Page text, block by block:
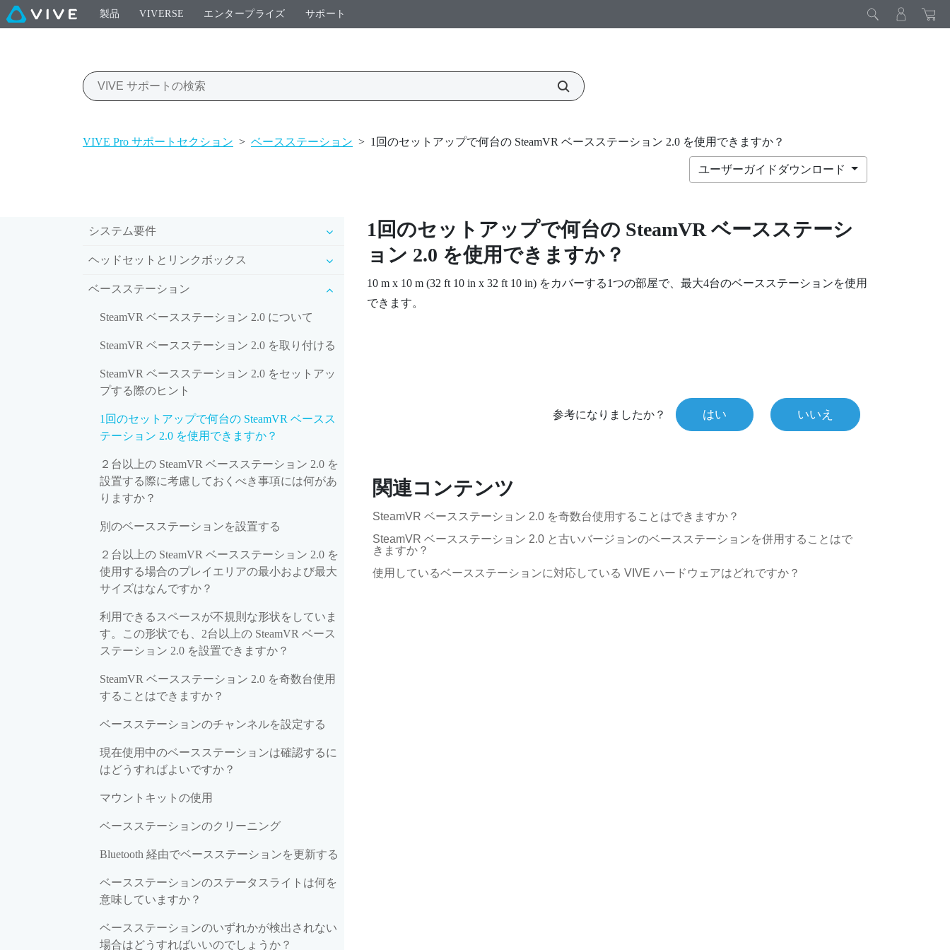
製品 VIVERSE エンタープライズ サポート
VIVE Pro サポートセクション > ベースステーション > 1回のセットアップで何台の SteamVR ベースステーション 2.0 を使用できますか？
ユーザーガイドダウンロード
システム要件
ヘッドセットとリンクボックス
ベースステーション
SteamVR ベースステーション 2.0 について
SteamVR ベースステーション 2.0 を取り付ける
SteamVR ベースステーション 2.0 をセットアッ
プする際のヒント
1回のセットアップで何台の SteamVR ベースス
テーション 2.0 を使用できますか？
２台以上の SteamVR ベースステーション 2.0 を
設置する際に考慮しておくべき事項には何があ
りますか？
別のベースステーションを設置する
２台以上の SteamVR ベースステーション 2.0 を
使用する場合のプレイエリアの最小および最大
サイズはなんですか？
利用できるスペースが不規則な形状をしていま
す。この形状でも、2台以上の SteamVR ベース
ステーション 2.0 を設置できますか？
SteamVR ベースステーション 2.0 を奇数台使用
することはできますか？
ベースステーションのチャンネルを設定する
現在使用中のベースステーションは確認するに
はどうすればよいですか？
マウントキットの使用
ベースステーションのクリーニング
Bluetooth 経由でベースステーションを更新する
ベースステーションのステータスライトは何を
意味していますか？
ベースステーションのいずれかが検出されない
場合はどうすればいいのでしょうか？
1回のセットアップで何台の SteamVRベースステーシ
ョン 2.0 を使用できますか？
10 m x 10 m (32 ft 10 in x 32 ft 10 in) をカバーする1つの部屋で、最大4台のベースステーションを使用
できます。
参考になりましたか？ はい いいえ
関連コンテンツ
SteamVR ベースステーション 2.0 を奇数台使用することはできますか？
SteamVR ベースステーション 2.0 と古いバージョンのベースステーションを併用することはで
きますか？
使用しているベースステーションに対応している VIVE ハードウェアはどれですか？